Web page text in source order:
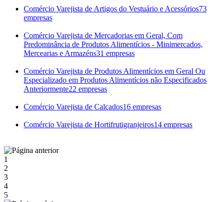
Comércio Varejista de Artigos do Vestuário e Acessórios73
empresas
Comércio Varejista de Mercadorias em Geral, Com
Predominância de Produtos Alimentícios - Minimercados,
Mercearias e Armazéns31 empresas
Comércio Varejista de Produtos Alimentícios em Geral Ou
Especializado em Produtos Alimentícios não Especificados
Anteriormente22 empresas
Comércio Varejista de Calçados16 empresas
Comércio Varejista de Hortifrutigranjeiros14 empresas
1
2
3
4
5